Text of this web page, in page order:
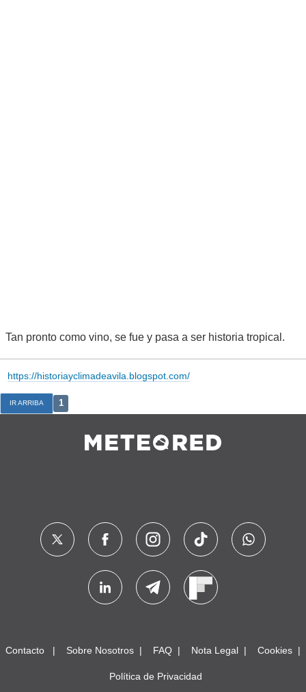
Tan pronto como vino, se fue y pasa a ser historia tropical.
https://historiayclimadeavila.blogspot.com/
IR ARRIBA 1
Contacto Sobre Nosotros FAQ Nota Legal Cookies
Política de Privacidad